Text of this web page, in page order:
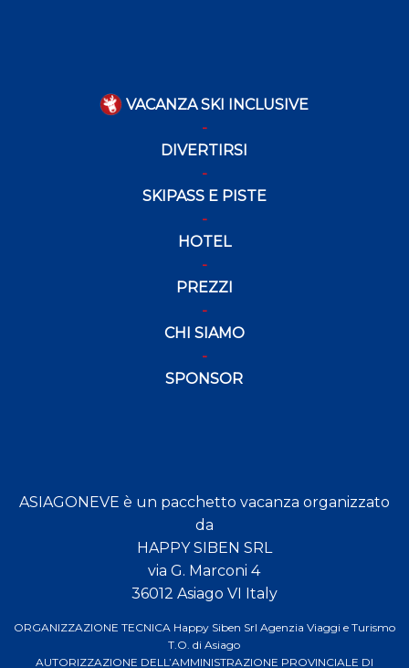
VACANZA SKI INCLUSIVE
DIVERTIRSI
SKIPASS E PISTE
HOTEL
PREZZI
CHI SIAMO
SPONSOR
ASIAGONEVE è un pacchetto vacanza organizzato
da
HAPPY SIBEN SRL
via G. Marconi 4
36012 Asiago VI Italy
ORGANIZZAZIONE TECNICA Happy Siben Srl Agenzia Viaggi e Turismo
T.O. di Asiago
AUTORIZZAZIONE DELL’AMMINISTRAZIONE PROVINCIALE DI